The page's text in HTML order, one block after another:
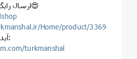
🚚ارسال رایگان به همه جای ایران😍
Home/product/3369
آیدی پیج ما در اینستاگرام:
turkmanshal